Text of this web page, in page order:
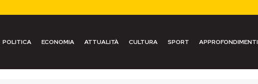
POLITICA ECONOMIA ATTUALITÀ CULTURA SPORT APPROFONDIMENTI